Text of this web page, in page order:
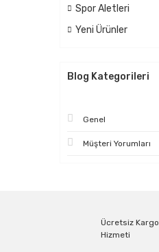
Spor Aletleri
Yeni Ürünler
Blog Kategorileri
Genel
Müşteri Yorumları
Ücretsiz Kargo
Hizmeti